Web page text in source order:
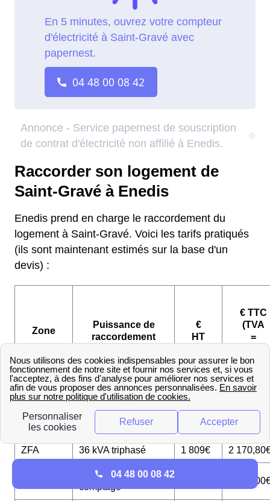
Raccorder son logement de
Saint-Gravé à Enedis
Enedis prend en charge le raccordement du
logement à Saint-Gravé. Voici les tarifs pratiqués
(ils sont maintenant estimés sur la base d'un
devis) :
Zone
Puissance de
raccordement
€
HT
€ TTC
(TVA
=
ZFA
3 kVA sans
comptage
1 687€ 2
ZFA 12 kVA monophasé 1 735€ 2
ZFA 36 kVA triphasé 1 809€ 2
3 kVA sans
comptage
2
04 48 00 08 42